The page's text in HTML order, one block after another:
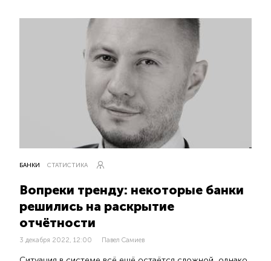
БАНКИ СТАТИСТИКА
Вопреки тренду: некоторые банки
решились на раскрытие
отчётности
3 декабря 2022, 12:00 Павел Самиев